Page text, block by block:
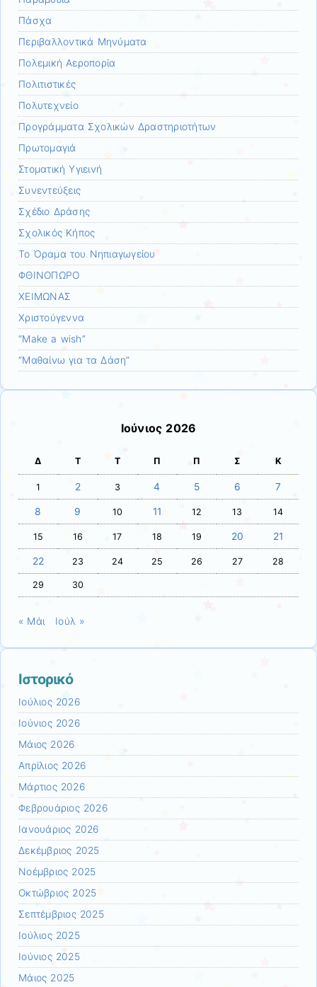
Πάσχα
Περιβαλλοντικά Μηνύματα
Πολεμική Αεροπορία
Πολιτιστικές
Πολυτεχνείο
Προγράμματα Σχολικών Δραστηριοτήτων
Πρωτομαγιά
Στοματική Υγιεινή
Συνεντεύξεις
Σχέδιο Δράσης
Σχολικός Κήπος
Το Όραμα του Νηπιαγωγείου
ΦΘΙΝΟΠΩΡΟ
ΧΕΙΜΩΝΑΣ
Χριστούγεννα
“Make a wish”
“Μαθαίνω για τα Δάση”
Ιούνιος 2026
Δ Τ Τ Π Π Σ Κ
1 2 3 4 5 6 7
8 9 10 11 12 13 14
15 16 17 18 19 20 21
22 23 24 25 26 27 28
29 30
« Μάι Ιούλ »
Ιστορικό
Ιούλιος 2026
Ιούνιος 2026
Μάιος 2026
Απρίλιος 2026
Μάρτιος 2026
Φεβρουάριος 2026
Ιανουάριος 2026
Δεκέμβριος 2025
Νοέμβριος 2025
Οκτώβριος 2025
Σεπτέμβριος 2025
Ιούλιος 2025
Ιούνιος 2025
Μάιος 2025